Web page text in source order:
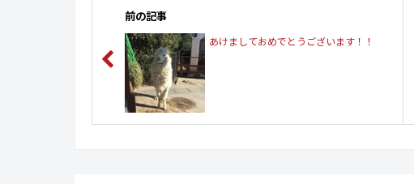
前の記事
あけましておめでとうございます！！